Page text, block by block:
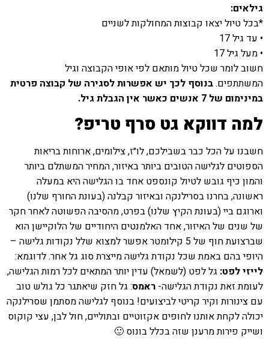
גילאים:
*בכל טיול יצאו קבוצות המחולקות לשניים
• עד גיל 17
• מעל גיל 17
חשוב לומר שכל טיול מותאם לפי אופי הקבוצה וגיל
המשתתפים.בנוסף לכך יש אפשרות לסגירה של קבוצה פרטית
במינימום של 7 אנשים כאשר אין הגבלת גיל.
למה דווקא גט סרף טריפ?
חשבנו על הכל כבר בשבילכם, לו״ז, צילומים, ארוחות בריאות
הספוטים לגלישה הטובים ביותר באיזור, המחיר המשתלם ביותר
והמון כיף גובש לטיול קונספט אחד בו הגלישה היא במעלה
ראשונה, בחרנו בסרילנקה ובאיזור קבלנה (בעונת החורף שלנו)
וארוגם ביי (בעונת הקיץ שלנו) בפרט, מהסיבה הפשוטה לאחר חקר
של שנים של האיזור, אחד האלמנטים היחודיים של הלוקיישן הוא
שברצועת חוף של 5 קילומטר אפשר למצוא שלל נקודות גלישה –
היופי בהם באמת שכל נקודת גלישה מייצרת סוג גל אחר. לדוגמא:
לייזי לפט: גל לפט (לשמאל) עדין יותר המתאים לכל רמות הגלישה,
לעומת זאת נקודת הגלישה- ראמס: גל חזק שיאתגר כל גולש טוב
עם צינורות וקיר קריטי לביצועים! בנוסף לגלישה מסתמן שסרילנקה
יכולה לקחת אותנו לחופים אקזוטיים ובתוליים, חול לבן, עצי קוקוס
ושייק פירות מרענן שזה בכלל בונוס 🙂